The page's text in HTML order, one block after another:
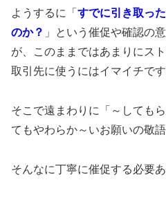
ようするに「 すでに引き取っ
のか？ 」という催促や確認の
が、このままではあまりにス
取引先に使うにはイマイチです
そこで遠まわりに「～しても
てもやわらか～いお願いの敬
そんなに丁寧に催促する必要